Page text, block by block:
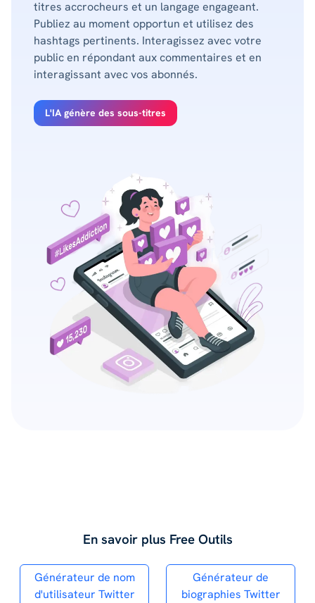
titres accrocheurs et un langage engageant.
Publiez au moment opportun et utilisez des
hashtags pertinents. Interagissez avec votre
public en répondant aux commentaires et en
interagissant avec vos abonnés.
L'IA génère des sous-titres
En savoir plus Free Outils
Générateur de nom
d'utilisateur Twitter
Générateur de
biographies Twitter